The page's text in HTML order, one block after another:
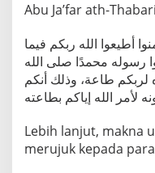
Abu Ja’far ath-
أطيعوا الله ربكم فيما
رسوله محمدًا صلى الله
طاعة، وذلك أنكم
Lebih lanjut, makna
merujuk kepada